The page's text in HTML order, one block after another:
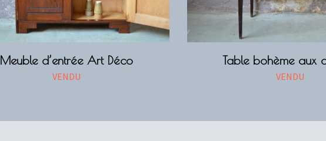
Meuble d’entrée Art Déco
VENDU
Table bohème aux
VENDU